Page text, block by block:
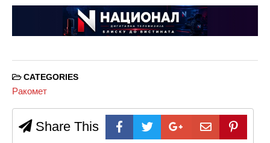
CATEGORIES
Ракомет
Share This